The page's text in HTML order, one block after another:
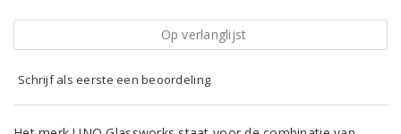
Op verlanglijst
Schrijf als eerste een beoordeling